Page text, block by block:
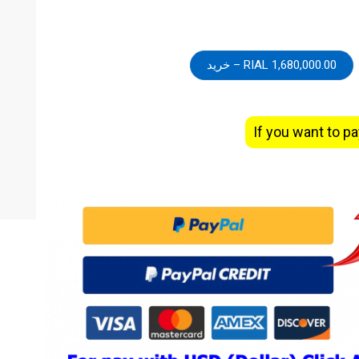
1,680,000.00 RIAL – خرید
If you want to